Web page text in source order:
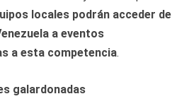
locales podrán acceder de
a eventos
a esta competencia.
galardonadas